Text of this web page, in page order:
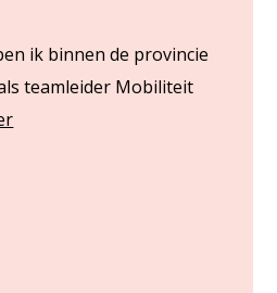
ik binnen de provincie
teamleider Mobiliteit